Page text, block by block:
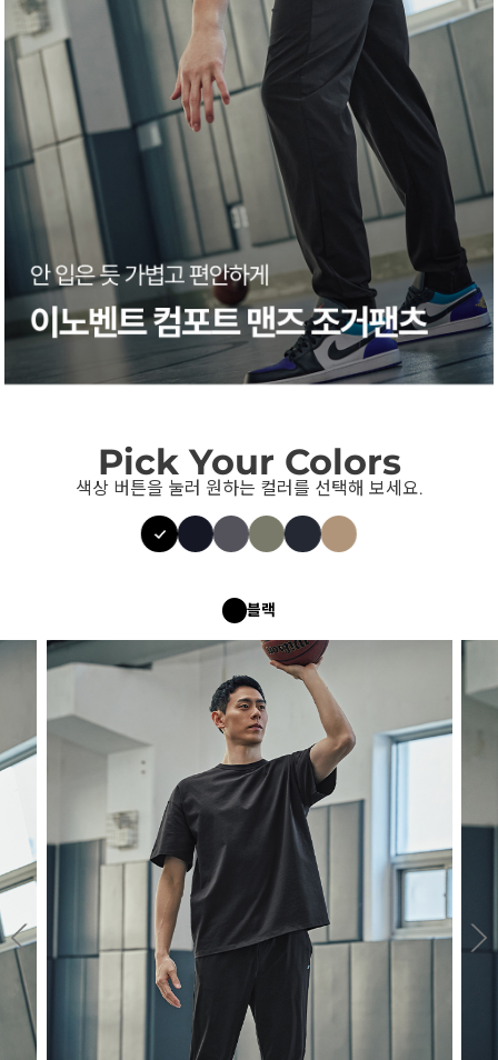
Pick Your Colors
색상 버튼을 눌러 원하는 컬러를 선택해 보세요.
블랙